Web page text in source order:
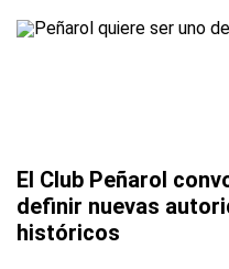
El Club Peñarol
definir nuevas
históricos